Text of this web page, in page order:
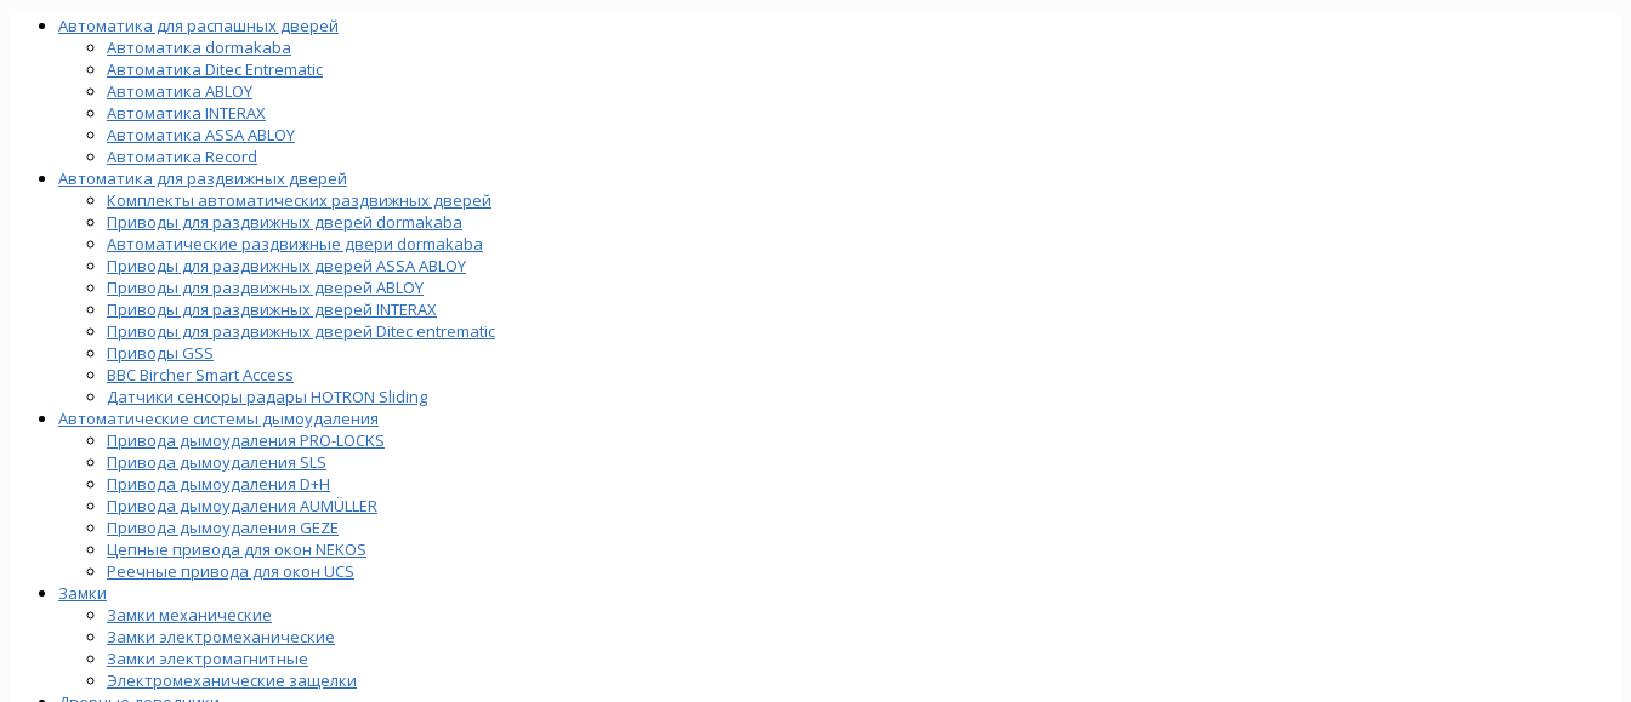
Автоматика для распашных дверей
Автоматика dormakaba
Автоматика Ditec Entrematic
Автоматика ABLOY
Автоматика INTERAX
Автоматика ASSA ABLOY
Автоматика Record
Автоматика для раздвижных дверей
Комплекты автоматических раздвижных дверей
Приводы для раздвижных дверей dormakaba
Автоматические раздвижные двери dormakaba
Приводы для раздвижных дверей ASSA ABLOY
Приводы для раздвижных дверей ABLOY
Приводы для раздвижных дверей INTERAX
Приводы для раздвижных дверей Ditec entrematic
Приводы GSS
BBC Bircher Smart Access
Датчики сенсоры радары HOTRON Sliding
Автоматические системы дымоудаления
Привода дымоудаления PRO-LOCKS
Привода дымоудаления SLS
Привода дымоудаления D+H
Привода дымоудаления AUMÜLLER
Привода дымоудаления GEZE
Цепные привода для окон NEKOS
Реечные привода для окон UСS
Замки
Замки механические
Замки электромеханические
Замки электромагнитные
Электромеханические защелки